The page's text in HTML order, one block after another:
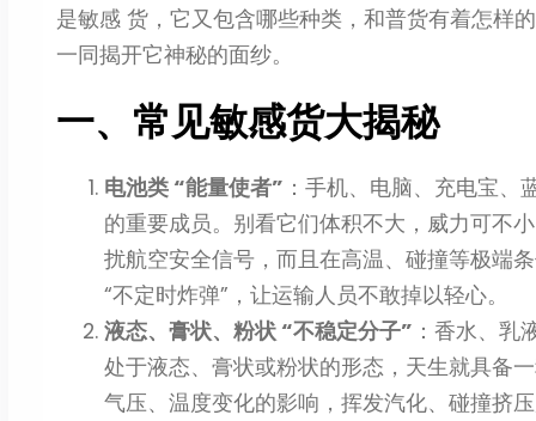
是敏感 货，它又包含哪些种类，和普货有着怎样
一同揭开它神秘的面纱。
一、常见敏感货大揭秘
电池类 “能量使者” ：手机、电脑、充电宝
的重要成员。别看它们体积不大，威力可不
扰航空安全信号，而且在高温、碰撞等极端
“不定时炸弹”，让运输人员不敢掉以轻心。
液态、膏状、粉状 “不稳定分子” ：香水、乳
处于液态、膏状或粉状的形态，天生就具备
气压、温度变化的影响，挥发汽化、碰撞挤